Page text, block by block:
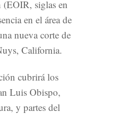
siglas en
en el área de
nueva corte de
California.
cubrirá los
Luis Obispo,
y partes del